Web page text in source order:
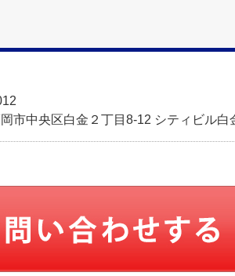
市中央区白金２丁目8-12 シティビル白